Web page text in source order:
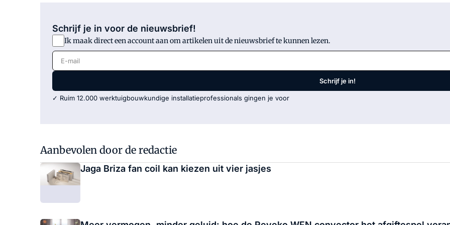
Schrijf je in voor de nieuwsbrief!
Ik maak direct een account aan om artikelen uit de nieuwsbrief te kunnen lezen.
E-mail
Schrijf je in!
✓ Ruim 12.000 werktuigbouwkundige installatieprofessionals gingen je voor
Aanbevolen door de redactie
Jaga Briza fan coil kan kiezen uit vier jasjes